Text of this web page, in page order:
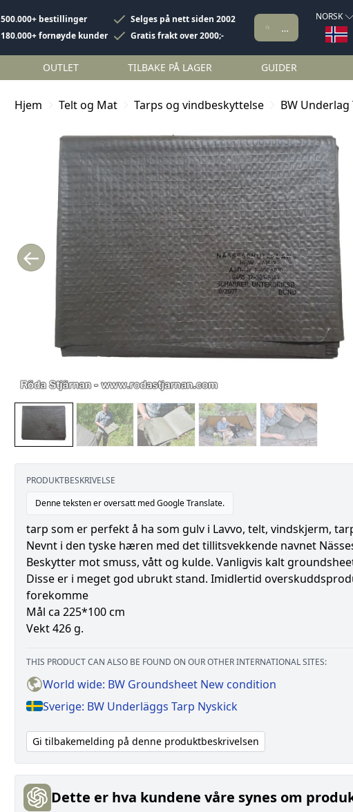
500.000+ bestillinger
Selges på nett siden 2002
180.000+ fornøyde kunder Gratis frakt over 2000;-
NORSK
OUTLET TILBAKE PÅ LAGER GUIDER
Hjem Telt og Mat Tarps og vindbeskyttelse BW
←
PRODUKTBESKRIVELSE
Denne teksten er oversatt med Google Translate.
tarp som er perfekt å ha som gulv i Lavvo, telt, vindskjerm,
Nevnt i den tyske hæren med det tillitsvekkende navnet
Beskytter mot smuss, vått og kulde. Vanligvis kalt
Disse er i meget god ubrukt stand. Imidlertid
forekomme
Mål ca 225*100 cm
Vekt 426 g.
THIS PRODUCT CAN ALSO BE FOUND ON OUR OTHER INTERNATIONAL SITES:
World wide: BW Groundsheet New condition
Sverige: BW Underläggs Tarp Nyskick
Gi tilbakemelding på denne produktbeskrivelsen
Dette er hva kundene våre synes om